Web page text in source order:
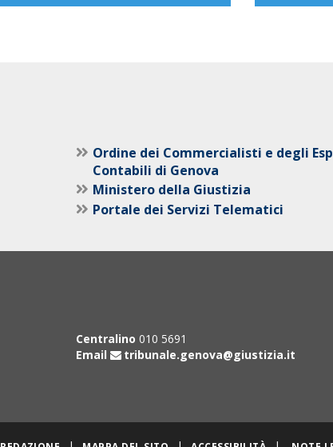
Ordine dei Commercialisti e degli
Contabili di Genova
Ministero della Giustizia
Portale dei Servizi Telematici
Centralino 010 5691
Email
tribunale.genova@giustizia.it